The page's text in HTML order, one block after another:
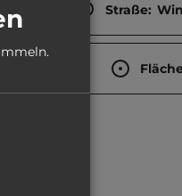
Straße: